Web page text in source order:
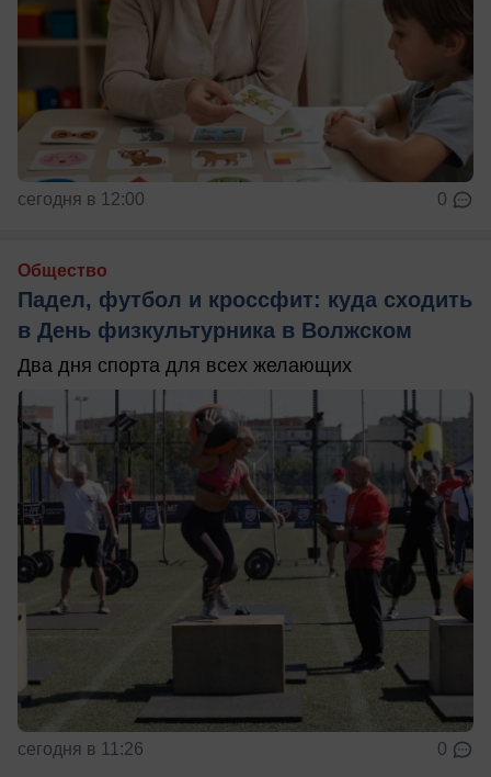
сегодня в 12:00 0
Общество
Падел, футбол и кроссфит: куда сходить
в День физкультурника в Волжском
Два дня спорта для всех желающих
сегодня в 11:26 0